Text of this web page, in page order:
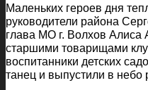
Маленьких героев дня
руководители района
глава МО г. Волхов Алиса
старшими товарищами
воспитанники детских
танец и выпустили в